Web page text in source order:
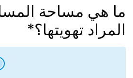
هي مساحة المساحة
تهويتها؟
<1000 متر مربع